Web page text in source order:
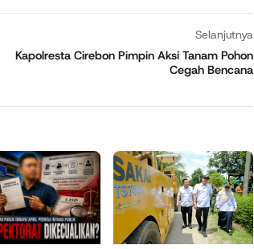
Selanjutnya
Kapolresta Cirebon Pimpin Aksi Tanam Pohon
Cegah Bencana